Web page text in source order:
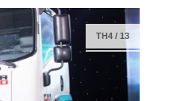
TH4/ 13